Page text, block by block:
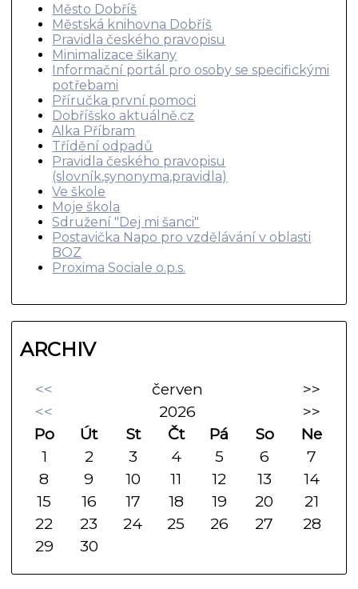
Město Dobříš
Městská knihovna Dobříš
Pravidla českého pravopisu
Minimalizace šikany
Informační portál pro osoby se specifickými
potřebami
Příručka první pomoci
Dobříšsko aktuálně.cz
Alka Příbram
Třídění odpadů
Pravidla českého pravopisu
(slovník,synonyma,pravidla)
Ve škole
Moje škola
Sdružení "Dej mi šanci"
Postavička Napo pro vzdělávání v oblasti
BOZ
Proxima Sociale o.p.s.
ARCHIV
<< červen
>>
<<
2026
>>
Po
Út St Čt Pá So
Ne
1
2 3 4 5 6
7
8
9 10 11 12 13
14
15
16 17 18 19 20
21
22
23 24 25 26 27
28
29
30